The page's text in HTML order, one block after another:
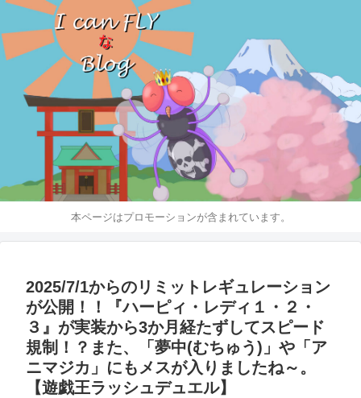
本ページはプロモーションが含まれています。
2025/7/1からのリミットレギュレーション
が公開！！『ハーピィ・レディ１・２・
３』が実装から3か月経たずしてスピード
規制！？また、「夢中(むちゅう)」や「ア
ニマジカ」にもメスが入りましたね～。
【遊戯王ラッシュデュエル】